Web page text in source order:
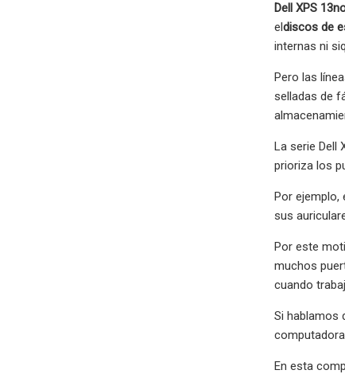
Dell XPS 13
eldiscos de
internas ni
Pero las
selladas de
La serie Dell
prioriza los
Por ejemplo,
sus
Por este
muchos
cuando
Si hablamos
En esta